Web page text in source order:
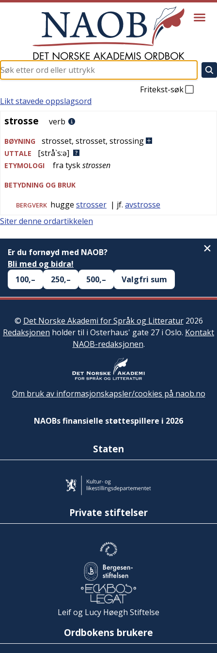
Fritekst-søk
strosse
Likt stavede oppslagsord
strosse verb
BØYNING strosset, strosset, strossing
UTTALE [strå`s:ə]
ETYMOLOGI fra tyskstrossen
BETYDNING OG BRUK
BERGVERK hugge strosser | jf. avstrosse
Siter denne ordartikkelen
Er du fornøyd med NAOB?
Bli med og bidra!
100,–
250,– 500,– Valgfri sum
© Det Norske Akademi for Språk og Litteratur2026
Redaksjonen holder til i Osterhaus' gate 27 i Oslo. Kontakt
NAOB-redaksjonen.
Om bruk av informasjonskapsler/cookies på naob.no
NAOBs finansielle støttespillere i 2026
Staten
Private stiftelser
Leif og Lucy Høegh Stiftelse
Ordbokens brukere